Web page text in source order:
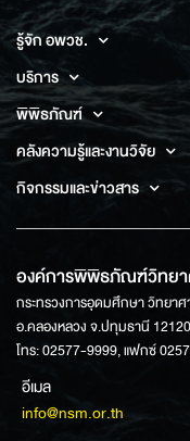
รู้จัก อพวช.
บริการ
พิพิธภัณฑ์
คลังความรู้และงานวิจัย
กิจกรรมและข่าวสาร
องค์การพิพิธภัณฑ์วิทยา
กระทรวงการอุดมศึกษา วิทยา
อ.คลองหลวง จ.ปทุมธานี 12120
โทร: 02577-9999, แฟกซ์
อีเมล
info@nsm.or.th